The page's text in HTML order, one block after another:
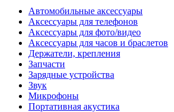
Автомобильные аксессуары
Аксессуары для телефонов
Аксессуары для фото/видео
Аксессуары для часов и браслетов
Держатели, крепления
Запчасти
Зарядные устройства
Звук
Микрофоны
Портативная акустика